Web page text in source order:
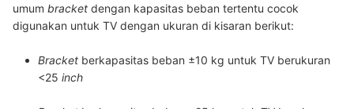
umum bracket dengan kapasitas beban tertentu cocok
digunakan untuk TV dengan ukuran di kisaran berikut:
Bracket berkapasitas beban ±10 kg untuk TV berukuran
<25 inch